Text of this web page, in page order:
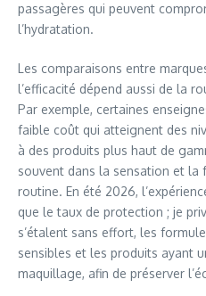
passagères qui peuvent
l’hydratation.
Les comparaisons entre
l’efficacité dépend aussi de la
Par exemple, certaines
faible coût qui atteignent des
à des produits plus haut de
souvent dans la sensation et la
routine. En été 2026,
que le taux de protection ; je
s’étalent sans effort, les
sensibles et les produits ayant
maquillage, afin de préserver